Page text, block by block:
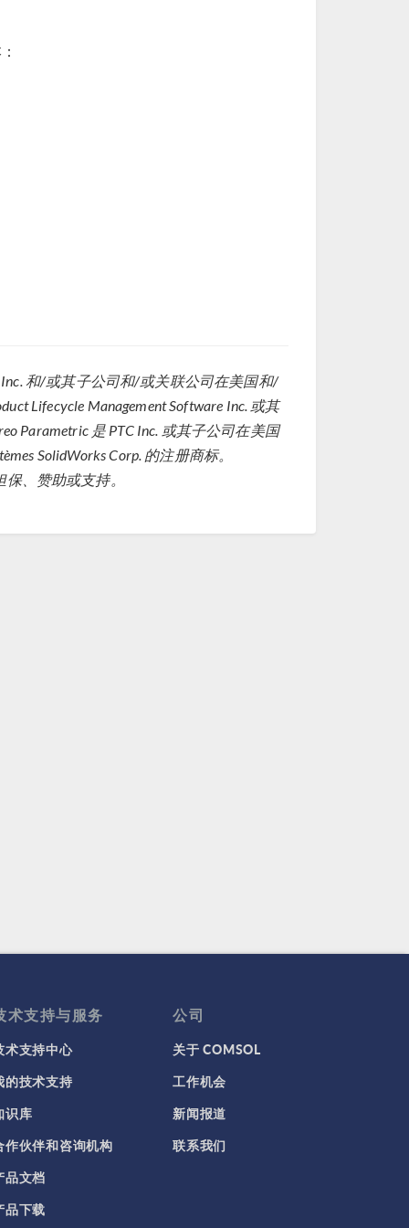
Inc. 和/或其子公司和/或关联公司在美国和/
Lifecycle Management Software Inc. 或其
Parametric 是 PTC Inc. 或其子公司在美国
SolidWorks Corp. 的注册商标。
、赞助或支持。
术支持与服务
术支持中心
的技术支持
识库
作伙伴和咨询机构
品文档
品下载
公司
关于 COMSOL
工作机会
新闻报道
联系我们